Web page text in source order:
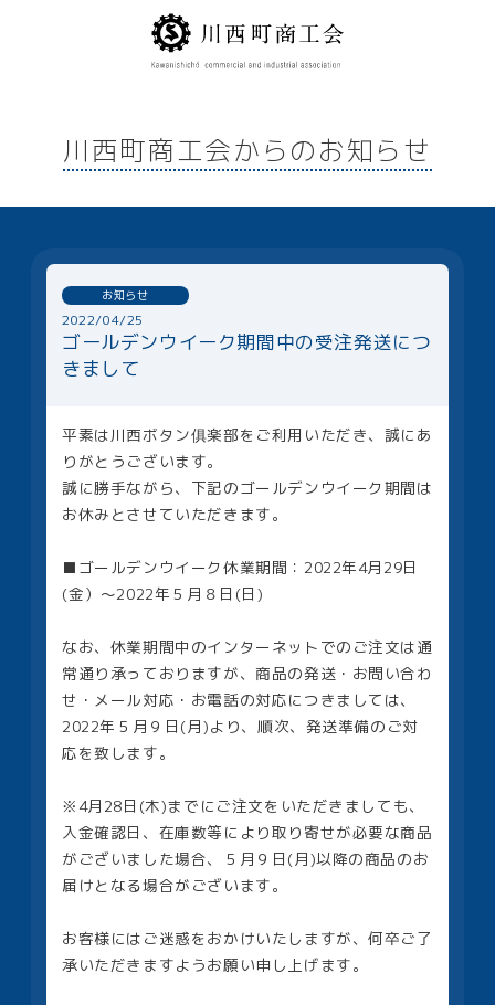
川西町商工会からのお知らせ
2022/04/25
ゴールデンウイーク期間中の受注発送につ
きまして
お知らせ
平素は川西ボタン俱楽部をご利用いただき、誠にあ
りがとうございます。
誠に勝手ながら、下記のゴールデンウイーク期間は
お休みとさせていただきます。
■ゴールデンウイーク休業期間：2022年4月29日
(金）～2022年５月８日(日)
なお、休業期間中のインターネットでのご注文は通
常通り承っておりますが、商品の発送・お問い合わ
せ・メール対応・お電話の対応につきましては、
2022年５月９日(月)より、順次、発送準備のご対
応を致します。
※4月28日(木)までにご注文をいただきましても、
入金確認日、在庫数等により取り寄せが必要な商品
がございました場合、５月９日(月)以降の商品のお
届けとなる場合がございます。
お客様にはご迷惑をおかけいたしますが、何卒ご了
承いただきますようお願い申し上げます。